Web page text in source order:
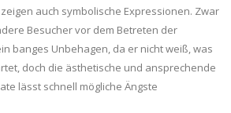
auch symbolische Expressionen. Zwar
Besucher vor dem Betreten der
banges Unbehagen, da er nicht weiß, was
doch die ästhetische und ansprechende
lässt schnell mögliche Ängste